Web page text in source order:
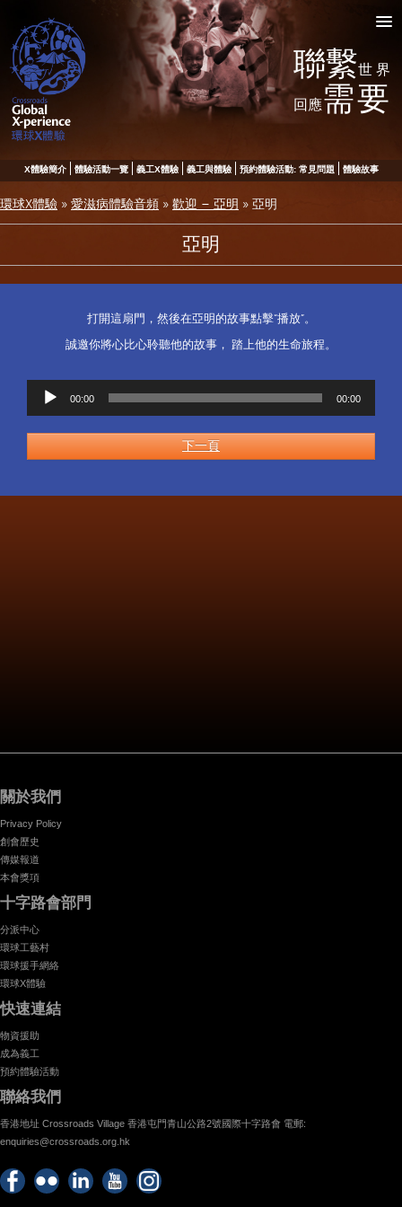
聯繫世界
回應需要
X體驗簡介 體驗活動一覽 義工X體驗 義工與體驗 預約體驗活動: 常見問題 體驗故事
環球X體驗 » 愛滋病體驗音頻 » 歡迎 – 亞明 » 亞明
亞明
打開這扇門，然後在亞明的故事點擊“播放”。
誠邀你將心比心聆聽他的故事， 踏上他的生命旅程。
訊
放
器
00:00 00:00
下一頁
關於我們
Privacy Policy
創會歷史
傳媒報道
本會獎項
十字路會部門
分派中心
環球工藝村
環球援手網絡
環球X體驗
快速連結
物資援助
成為義工
預約體驗活動
聯絡我們
香港地址 Crossroads Village 香港屯門青山公路2號國際十字路會 電郵:
enquiries@crossroads.org.hk